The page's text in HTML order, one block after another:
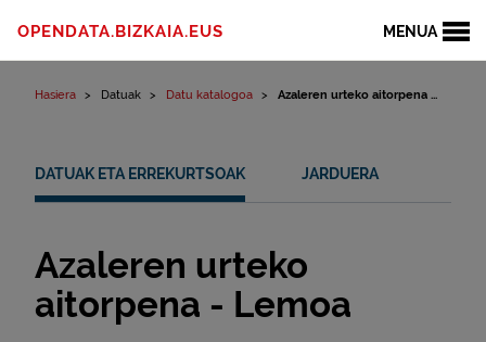
MENUA
OPENDATA.BIZKAIA.EUS
Hasiera Datuak Datu katalogoa Azaleren urteko aitorpena ...
DATUAK ETA ERREKURTSOAK JARDUERA
Azaleren urteko
aitorpena - Lemoa